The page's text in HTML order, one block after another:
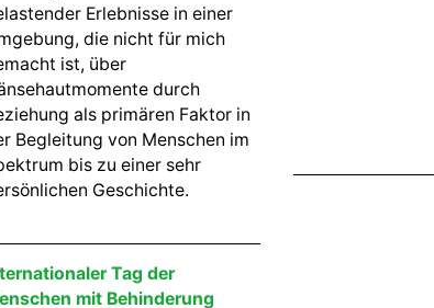
Erlebnisse in einer
die nicht für mich
ist, über
durch
als primären Faktor in
Begleitung von Menschen im
bis zu einer sehr
Geschichte.
Tag der
mit Behinderung